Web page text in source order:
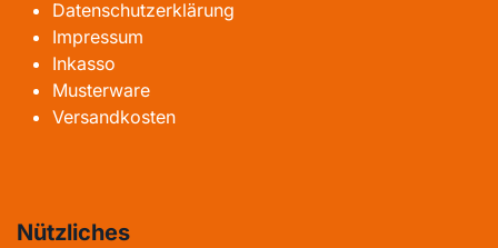
Datenschutzerklärung
Impressum
Inkasso
Musterware
Versandkosten
Nützliches